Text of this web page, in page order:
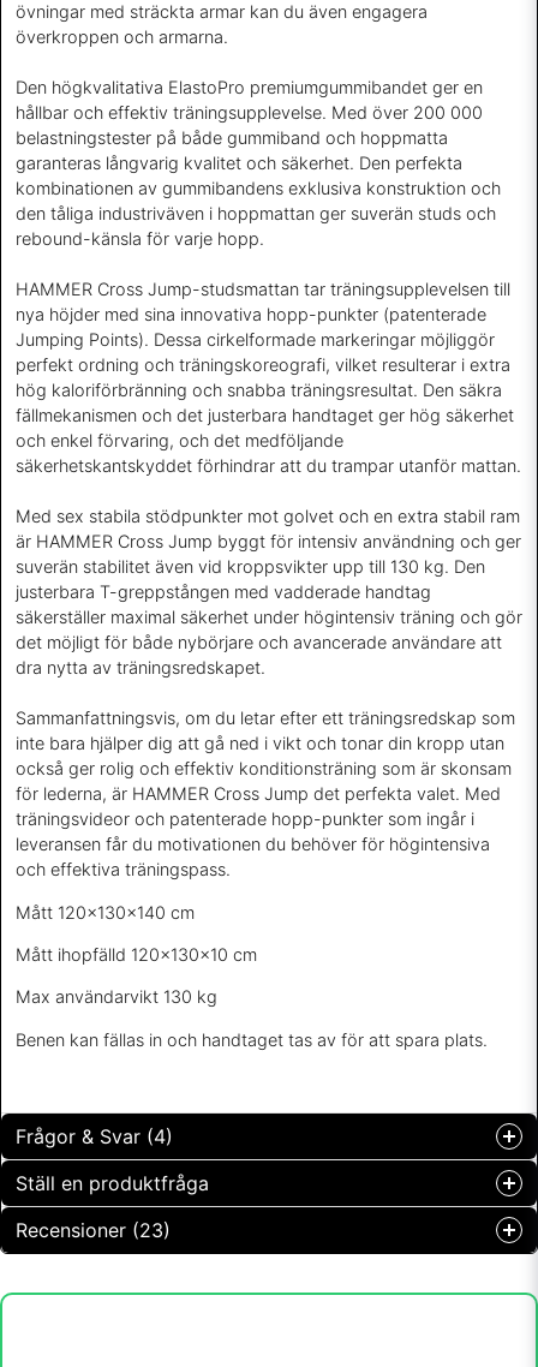
övningar med sträckta armar kan du även engagera
överkroppen och armarna.
Den högkvalitativa ElastoPro premiumgummibandet ger en
hållbar och effektiv träningsupplevelse. Med över 200 000
belastningstester på både gummiband och hoppmatta
garanteras långvarig kvalitet och säkerhet. Den perfekta
kombinationen av gummibandens exklusiva konstruktion och
den tåliga industriväven i hoppmattan ger suverän studs och
rebound-känsla för varje hopp.
HAMMER Cross Jump-studsmattan tar träningsupplevelsen till
nya höjder med sina innovativa hopp-punkter (patenterade
Jumping Points). Dessa cirkelformade markeringar möjliggör
perfekt ordning och träningskoreografi, vilket resulterar i extra
hög kaloriförbränning och snabba träningsresultat. Den säkra
fällmekanismen och det justerbara handtaget ger hög säkerhet
och enkel förvaring, och det medföljande
säkerhetskantskyddet förhindrar att du trampar utanför mattan.
Med sex stabila stödpunkter mot golvet och en extra stabil ram
är HAMMER Cross Jump byggt för intensiv användning och ger
suverän stabilitet även vid kroppsvikter upp till 130 kg. Den
justerbara T-greppstången med vadderade handtag
säkerställer maximal säkerhet under högintensiv träning och gör
det möjligt för både nybörjare och avancerade användare att
dra nytta av träningsredskapet.
Sammanfattningsvis, om du letar efter ett träningsredskap som
inte bara hjälper dig att gå ned i vikt och tonar din kropp utan
också ger rolig och effektiv konditionsträning som är skonsam
för lederna, är HAMMER Cross Jump det perfekta valet. Med
träningsvideor och patenterade hopp-punkter som ingår i
leveransen får du motivationen du behöver för högintensiva
och effektiva träningspass.
Mått 120x130x140 cm
Mått ihopfälld 120x130x10 cm
Max användarvikt 130 kg
Benen kan fällas in och handtaget tas av för att spara plats.
Frågor & Svar (4)
Jeg trenger bruksanvisning. Vet ikke hvordan jeg fester
Ställ en produktfråga
question
Fråga oss något om denna produkten...
Recensioner (23)
Heidi